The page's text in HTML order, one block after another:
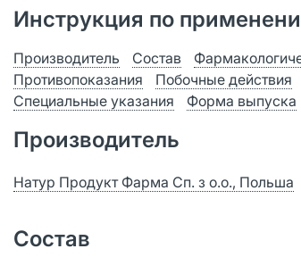
Инструкция по
Производитель Состав
Противопоказания
Побочные действия
Специальные указания
Форма выпуска
Производитель
Натур Продукт Фарма Сп. з о.о., Польша
Состав